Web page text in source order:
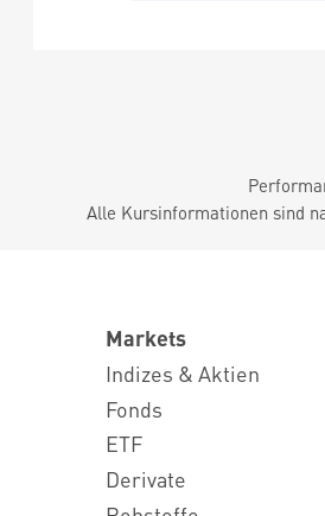
Alle Kursinformationen sind
Markets
Indizes & Aktien
Fonds
ETF
Derivate